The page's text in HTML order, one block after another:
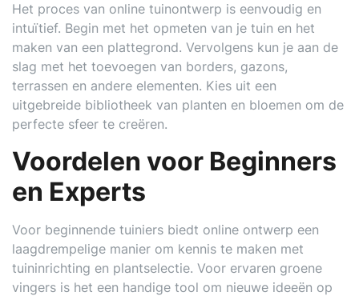
Het proces van online tuinontwerp is eenvoudig en
intuïtief. Begin met het opmeten van je tuin en het
maken van een plattegrond. Vervolgens kun je aan de
slag met het toevoegen van borders, gazons,
terrassen en andere elementen. Kies uit een
uitgebreide bibliotheek van planten en bloemen om de
perfecte sfeer te creëren.
Voordelen voor Beginners
en Experts
Voor beginnende tuiniers biedt online ontwerp een
laagdrempelige manier om kennis te maken met
tuininrichting en plantselectie. Voor ervaren groene
vingers is het een handige tool om nieuwe ideeën op